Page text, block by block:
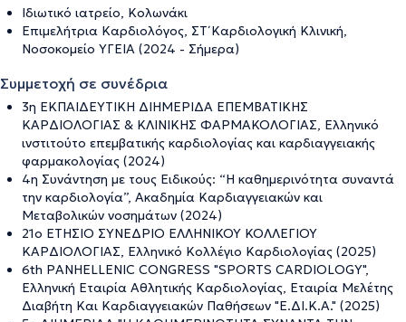
Ιδιωτικό ιατρείο, Κολωνάκι
Επιμελήτρια Καρδιολόγος, ΣΤ΄ Καρδιολογική Κλινική,
Νοσοκομείο ΥΓΕΙΑ (2024 - Σήμερα)
Συμμετοχή σε συνέδρια
3η ΕΚΠΑΙΔΕΥΤΙΚΗ ΔΙΗΜΕΡΙΔΑ ΕΠΕΜΒΑΤΙΚΗΣ
ΚΑΡΔΙΟΛΟΓΙΑΣ & ΚΛΙΝΙΚΗΣ ΦΑΡΜΑΚΟΛΟΓΙΑΣ, Ελληνικό
ινστιτούτο επεμβατικής καρδιολογίας και καρδιαγγειακής
φαρμακολογίας (2024)
4η Συνάντηση με τους Ειδικούς: “H καθημερινότητα συναντά
την καρδιολογία”, Ακαδημία Καρδιαγγειακών και
Μεταβολικών νοσημάτων (2024)
21ο ΕΤΗΣΙΟ ΣΥΝΕΔΡΙΟ ΕΛΛΗΝΙΚΟΥ ΚΟΛΛΕΓΙΟΥ
ΚΑΡΔΙΟΛΟΓΙΑΣ, Ελληνικό Κολλέγιο Καρδιολογίας (2025)
6th PANHELLENIC CONGRESS "SPORTS CARDIOLOGY",
Ελληνική Εταιρία Αθλητικής Καρδιολογίας, Εταιρία Μελέτης
Διαβήτη Και Καρδιαγγειακών Παθήσεων "Ε.ΔΙ.Κ.Α." (2025)